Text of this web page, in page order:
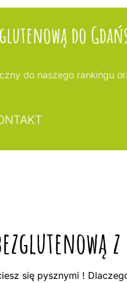
do
do naszego rankingu
się pysznymi !